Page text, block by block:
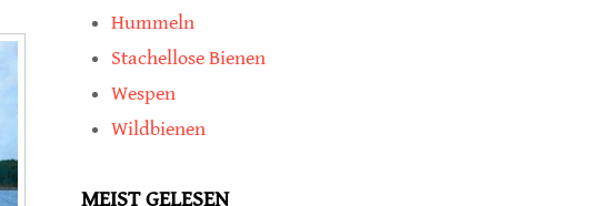
Hummeln
Stachellose Bienen
Wespen
Wildbienen
MEIST GELESEN